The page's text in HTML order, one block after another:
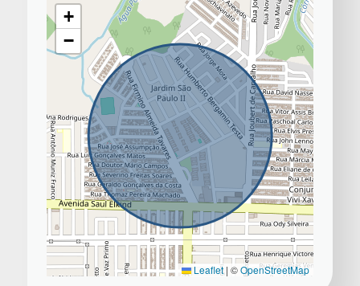
+
−
Leaflet | ©OpenStreetMap